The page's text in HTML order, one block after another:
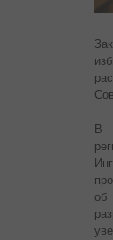
В
об